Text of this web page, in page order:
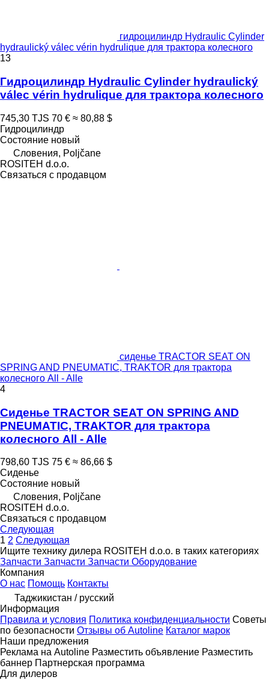
гидроцилиндр Hydraulic Cylinder
hydraulický válec vérin hydrulique для трактора колесного
13
Гидроцилиндр Hydraulic Cylinder hydraulický
válec vérin hydrulique для трактора колесного
745,30 TJS 70 € ≈ 80,88 $
Гидроцилиндр
Состояние новый
Словения, Poljčane
ROSITEH d.o.o.
Связаться с продавцом
сиденье TRACTOR SEAT ON
SPRING AND PNEUMATIC, TRAKTOR для трактора
колесного All - Alle
4
Сиденье TRACTOR SEAT ON SPRING AND
PNEUMATIC, TRAKTOR для трактора
колесного All - Alle
798,60 TJS 75 € ≈ 86,66 $
Сиденье
Состояние новый
Словения, Poljčane
ROSITEH d.o.o.
Связаться с продавцом
Следующая
1 2 Следующая
Ищите технику дилера ROSITEH d.o.o. в таких категориях
Запчасти Запчасти Запчасти Оборудование
Компания
О нас Помощь Контакты
Таджикистан / русский
Информация
Правила и условия Политика конфиденциальности Советы
по безопасности Отзывы об Autoline Каталог марок
Наши предложения
Реклама на Autoline Разместить объявление Разместить
баннер Партнерская программа
Для дилеров